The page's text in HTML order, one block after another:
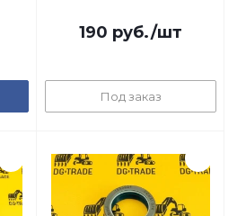
190 руб./шт
Под заказ